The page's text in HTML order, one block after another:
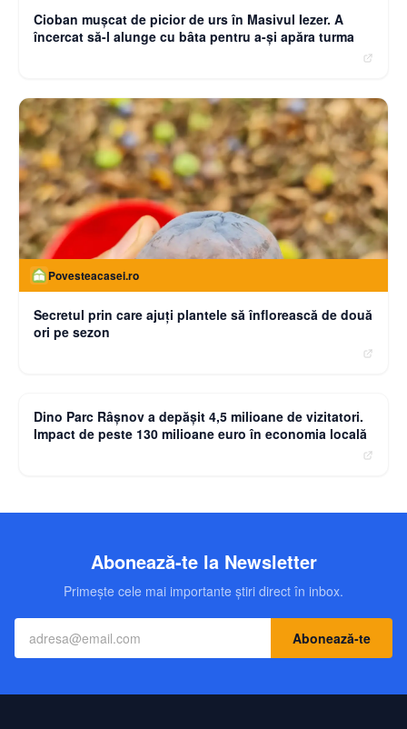
Cioban muşcat de picior de urs în Masivul Iezer. A
încercat să-l alunge cu bâta pentru a-şi apăra turma
Povesteacasei.ro
Secretul prin care ajuți plantele să înflorească de două
ori pe sezon
Dino Parc Râșnov a depășit 4,5 milioane de vizitatori.
Impact de peste 130 milioane euro în economia locală
Abonează-te la Newsletter
Primește cele mai importante știri direct în inbox.
Abonează-te